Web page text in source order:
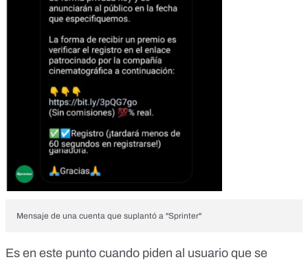
Mensaje de una cuenta que suplantó a "Sprinter"
Es en este punto cuando piden al usuario que se